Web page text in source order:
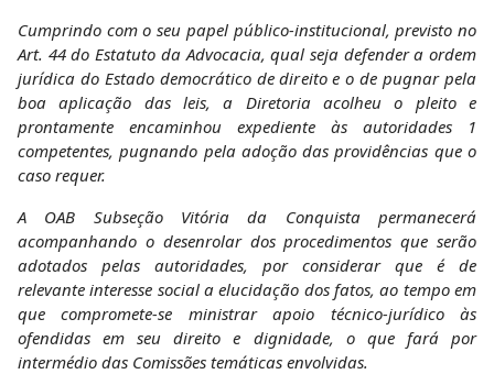
Cumprindo com o seu papel público-institucional, previsto no
Art. 44 do Estatuto da Advocacia, qual seja defender a ordem
jurídica do Estado democrático de direito e o de pugnar pela
boaaplicação das leis, a Diretoria acolheu o pleito e
prontamente encaminhou expediente às autoridades 1
competentes, pugnando pela adoção das providências que o
caso requer.
A OAB Subseção Vitória da Conquista permanecerá
acompanhando o desenrolar dos procedimentos que serão
adotados pelas autoridades, por considerar que é de
relevante interesse social a elucidação dos fatos, ao tempo em
que compromete-se ministrar apoio técnico-jurídico às
ofendidas em seu direito e dignidade, o que fará por
intermédio das Comissões temáticas envolvidas.